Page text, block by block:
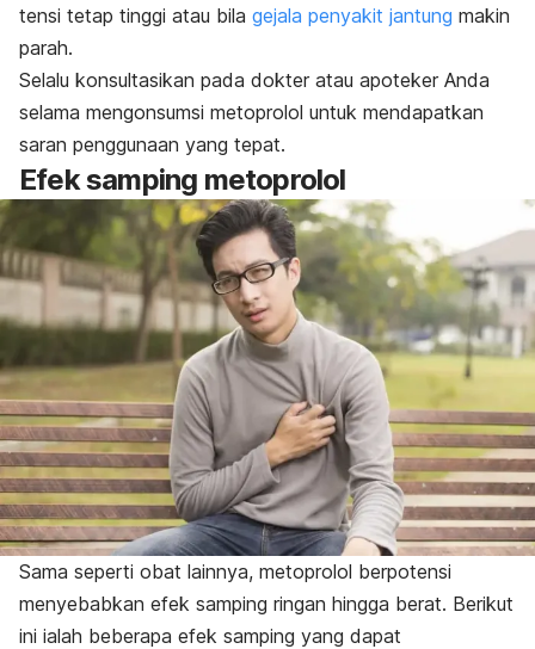
tensi tetap tinggi atau bila gejala penyakit jantung makin
parah.
Selalu konsultasikan pada dokter atau apoteker Anda
selama mengonsumsi metoprolol untuk mendapatkan
saran penggunaan yang tepat.
Efek samping metoprolol
Sama seperti obat lainnya, metoprolol berpotensi
menyebabkan efek samping ringan hingga berat. Berikut
ini ialah beberapa efek samping yang dapat